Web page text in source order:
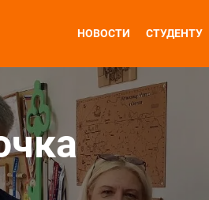
НОВОСТИ СТУДЕНТУ